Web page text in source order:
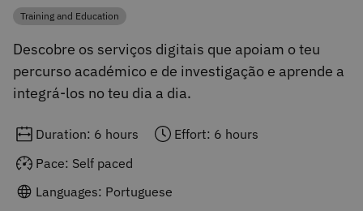
Category
Training and Education
Descobre os serviços digitais que apoiam o teu
percurso académico e de investigação e aprende a
integrá-los no teu dia a dia.
Duration: 6 hours
Effort: 6 hours
Pace: Self paced
Languages: Portuguese